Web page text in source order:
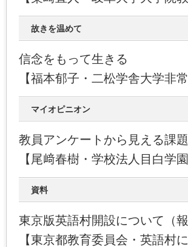
故きを温めて
信念をもって生きる
【福本郁子・二松学舎大学非
マイオピニオン
教員アンケートから見える課題
【尾﨑春樹・学校法人目白学
資料
東京版英語村開設について（報
【東京都教育委員会・英語村